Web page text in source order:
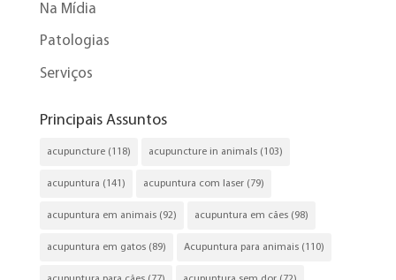
Na Mídia
Patologias
Serviços
Principais Assuntos
acupuncture(118) acupuncture in animals(103)
acupuntura (141) acupuntura com laser(79)
acupuntura em animais(92) acupuntura em cães(98)
acupuntura em gatos(89) Acupuntura para animais(110)